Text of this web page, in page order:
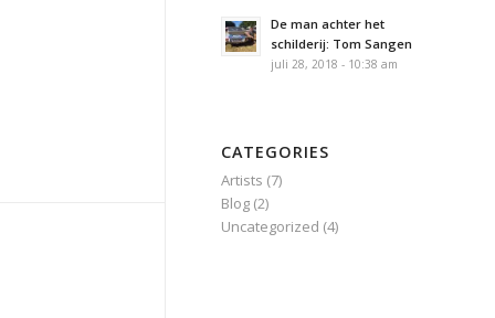
De man achter het
schilderij: Tom Sangen
juli 28, 2018 - 10:38 am
CATEGORIES
Artists (7)
Blog (2)
Uncategorized (4)